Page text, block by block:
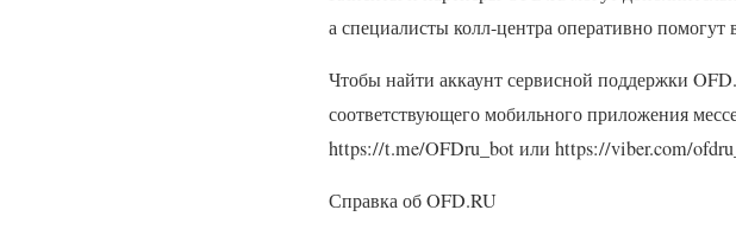
а специалисты колл-центра оперативно помогут
Чтобы найти аккаунт сервисной поддержки OFD
соответствующего мобильного приложения
https://t.me/OFDru_bot или https://viber.com/
Справка обOFD.RU